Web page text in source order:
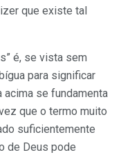
que existe tal
é, se vista sem
para significar
se fundamenta
que o termo muito
suficientemente
de Deus pode